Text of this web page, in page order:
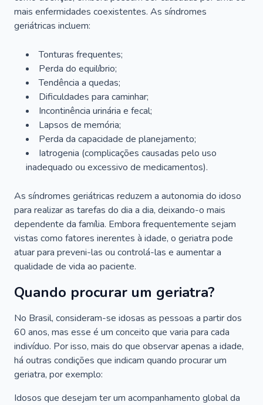
mais enfermidades coexistentes. As síndromes
geriátricas incluem:
Tonturas frequentes;
Perda do equilíbrio;
Tendência a quedas;
Dificuldades para caminhar;
Incontinência urinária e fecal;
Lapsos de memória;
Perda da capacidade de planejamento;
Iatrogenia (complicações causadas pelo uso
inadequado ou excessivo de medicamentos).
As síndromes geriátricas reduzem a autonomia do idoso
para realizar as tarefas do dia a dia, deixando-o mais
dependente da família. Embora frequentemente sejam
vistas como fatores inerentes à idade, o geriatra pode
atuar para preveni-las ou controlá-las e aumentar a
qualidade de vida ao paciente.
Quando procurar um geriatra?
No Brasil, consideram-se idosas as pessoas a partir dos
60 anos, mas esse é um conceito que varia para cada
indivíduo. Por isso, mais do que observar apenas a idade,
há outras condições que indicam quando procurar um
geriatra, por exemplo:
Idosos que desejam ter um acompanhamento global da